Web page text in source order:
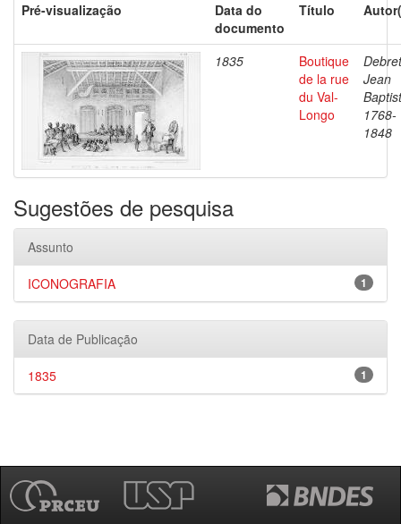
Pré-visualização
Data do
documento
Título
1835
Boutique
de la rue
du Val-
Longo
Jean
1768-
1848
Sugestões de pesquisa
Assunto
1
ICONOGRAFIA
Data de Publicação
1
1835